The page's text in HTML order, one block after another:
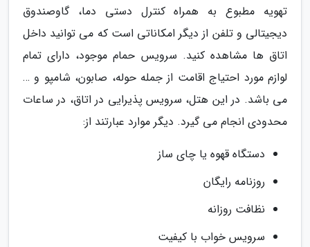
تهویه مطبوع به همراه کنترل دستی دما، گاوصندوق
دیجیتالی و تلفن از دیگر امکاناتی است که می توانید داخل
اتاق ها مشاهده کنید. سرویس حمام موجود، دارای تمام
لوازم مورد احتیاج اقامت از جمله حوله، صابون، شامپو و …
می باشد. در این هتل، سرویس پذیرایی در اتاق، در ساعات
محدودی انجام می گیرد. دیگر موارد عبارتند از:
دستگاه قهوه یا چای ساز
روزنامه رایگان
نظافت روزانه
سرویس خواب با کیفیت